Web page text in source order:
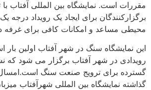
مقررات است. نمایشگاه بین المللی آفتاب با
برگزارکنندگان برای ایجاد یک رویداد
محیطی مساعد و امکانات کافی برای غرفه
این نمایشگاه سنگ در شهر آفتاب اولین
رویدادی در شهر آفتاب برگزار می شود که
گسترده برای ترویج صنعت سنگ
گذاشته نمایشگاه بین المللی شهرآفتاب